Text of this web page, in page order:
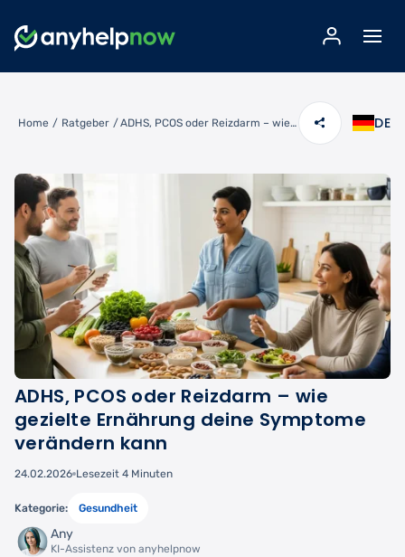
Home / Ratgeber / ADHS, PCOS oder Reizdarm – wie gezielte Ernährung deine Symptome verändern kann DE
ADHS, PCOS oder Reizdarm – wie
gezielte Ernährung deine Symptome
verändern kann
24.02.2026 Lesezeit 4 Minuten
Kategorie: Gesundheit
Any
KI-Assistenz von anyhelpnow